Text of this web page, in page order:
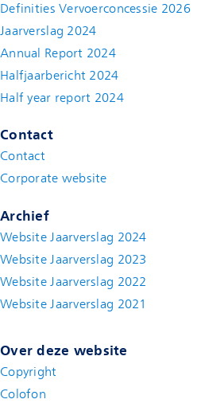
Definities Vervoerconcessie 2026
Jaarverslag 2024
Annual Report 2024
Halfjaarbericht 2024
Half year report 2024(new window)
Contact
Contact
Corporate website
Archief
Website Jaarverslag 2024
Website Jaarverslag 2023
Website Jaarverslag 2022
Website Jaarverslag 2021
Over deze website
Copyright
Colofon